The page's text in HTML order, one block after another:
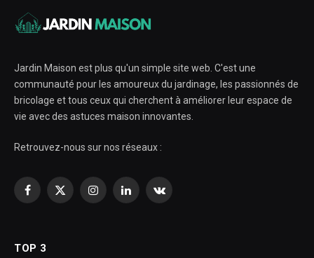
Jardin Maison est plus qu'un simple site web. C'est une
communauté pour les amoureux du jardinage, les passionnés de
bricolage et tous ceux qui cherchent à améliorer leur espace de
vie avec des astuces maison innovantes.
Retrouvez-nous sur nos réseaux :
Facebook
X
InstagramLinkedInVKontakte
TOP 3